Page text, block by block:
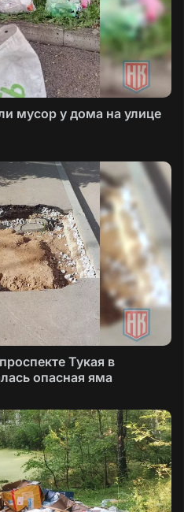
мусор у дома на улице
Тукая в
опасная яма